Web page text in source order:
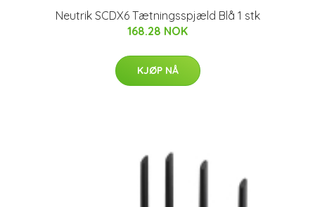
Neutrik SCDX6 Tætningsspjæld Blå 1 stk
168.28 NOK
KJØP NÅ